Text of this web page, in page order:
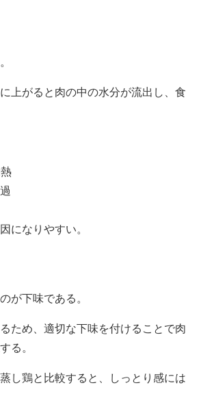
上がると肉の中の水分が流出し、食
になりやすい。
が下味である。
ため、適切な下味を付けることで肉
る。
し鶏と比較すると、しっとり感には